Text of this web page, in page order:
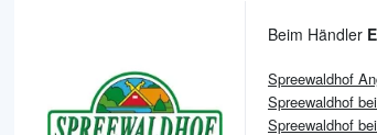
Beim Händler
Spreewaldhof
Spreewaldhof
Spreewaldhof